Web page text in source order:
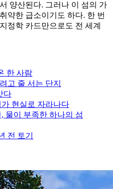
양산된다. 그러나 이 섬의 가
약한 급소이기도 하다. 한 번
정학 카드만으로도 전 세계
한 사람
고 줄 서는 단지
다
현실로 자라나다
물이 부족한 하나의 섬
전 토기